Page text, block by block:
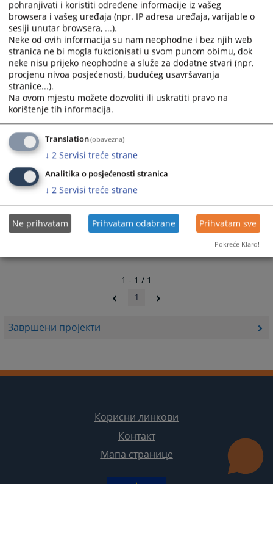
Завршени пројекти
the
calendar
and
select
a
date.
Press
the
question
mark
key
to
get
the
keyboard
shortcuts
for
changing
the
calendar
and
select
a
date.
the
question
mark
key
to
the
keyboard
shortcuts
for
changing
1 - 1 / 1
1
Корисни линкови
Контакт
Мапа странице
pohranjivati i koristiti određene informacije iz vašeg
browsera i vašeg uređaja (npr. IP adresa uređaja, varijable o
sesiji unutar browsera, ...).
Neke od ovih informacija su nam neophodne i bez njih web
stranica ne bi mogla fukcionisati u svom punom obimu, dok
neke nisu prijeko neophodne a služe za dodatne stvari (npr.
procjenu nivoa posjećenosti, budućeg usavršavanja
stranice...).
Na ovom mjestu možete dozvoliti ili uskratiti pravo na
korištenje tih informacija.
Translation(obavezna)
↓ 2 Servisi treće strane
Analitika o posjećenosti stranica
↓ 2 Servisi treće strane
Ne prihvatam Prihvatam odabrane Prihvatam sve
Pokreće Klaro!